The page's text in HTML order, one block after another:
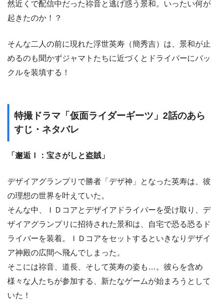
然近くで配信中だった祢音と逃げ惑う景和。いったい何が
起きたのか！？
そんな二人の前に現れた浮世英寿（簡秀吉）は、景和が止
めるのも聞かずジャマトたちに近づくとドライバーにバッ
クルを装填する！
特撮ドラマ「仮面ライダーギーツ」2話のあら
すじ・ネタバレ
「邂逅Ｉ：宝さがしと盗賊」
デザイアグランプリで勝者「デザ神」となった英寿は、彼
の理想の世界を叶えていた。
そんな中、ＩＤコアとデザイアドライバーを受け取り、デ
ザイアグランプリに招待された景和は、自宅で恐る恐るド
ライバーを装着。ＩＤコアをセットするといきなりデザイ
ア神殿の広間へ飛んでしまった。
そこには祢音、道長、そして英寿の姿も…。彼らを含め
様々な人たちが参加する、新たなゲームが始まろうとして
いた！